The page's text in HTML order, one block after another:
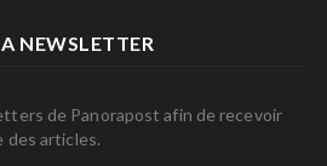
NEWSLETTER
de Panorapost afin de recevoir
des articles.